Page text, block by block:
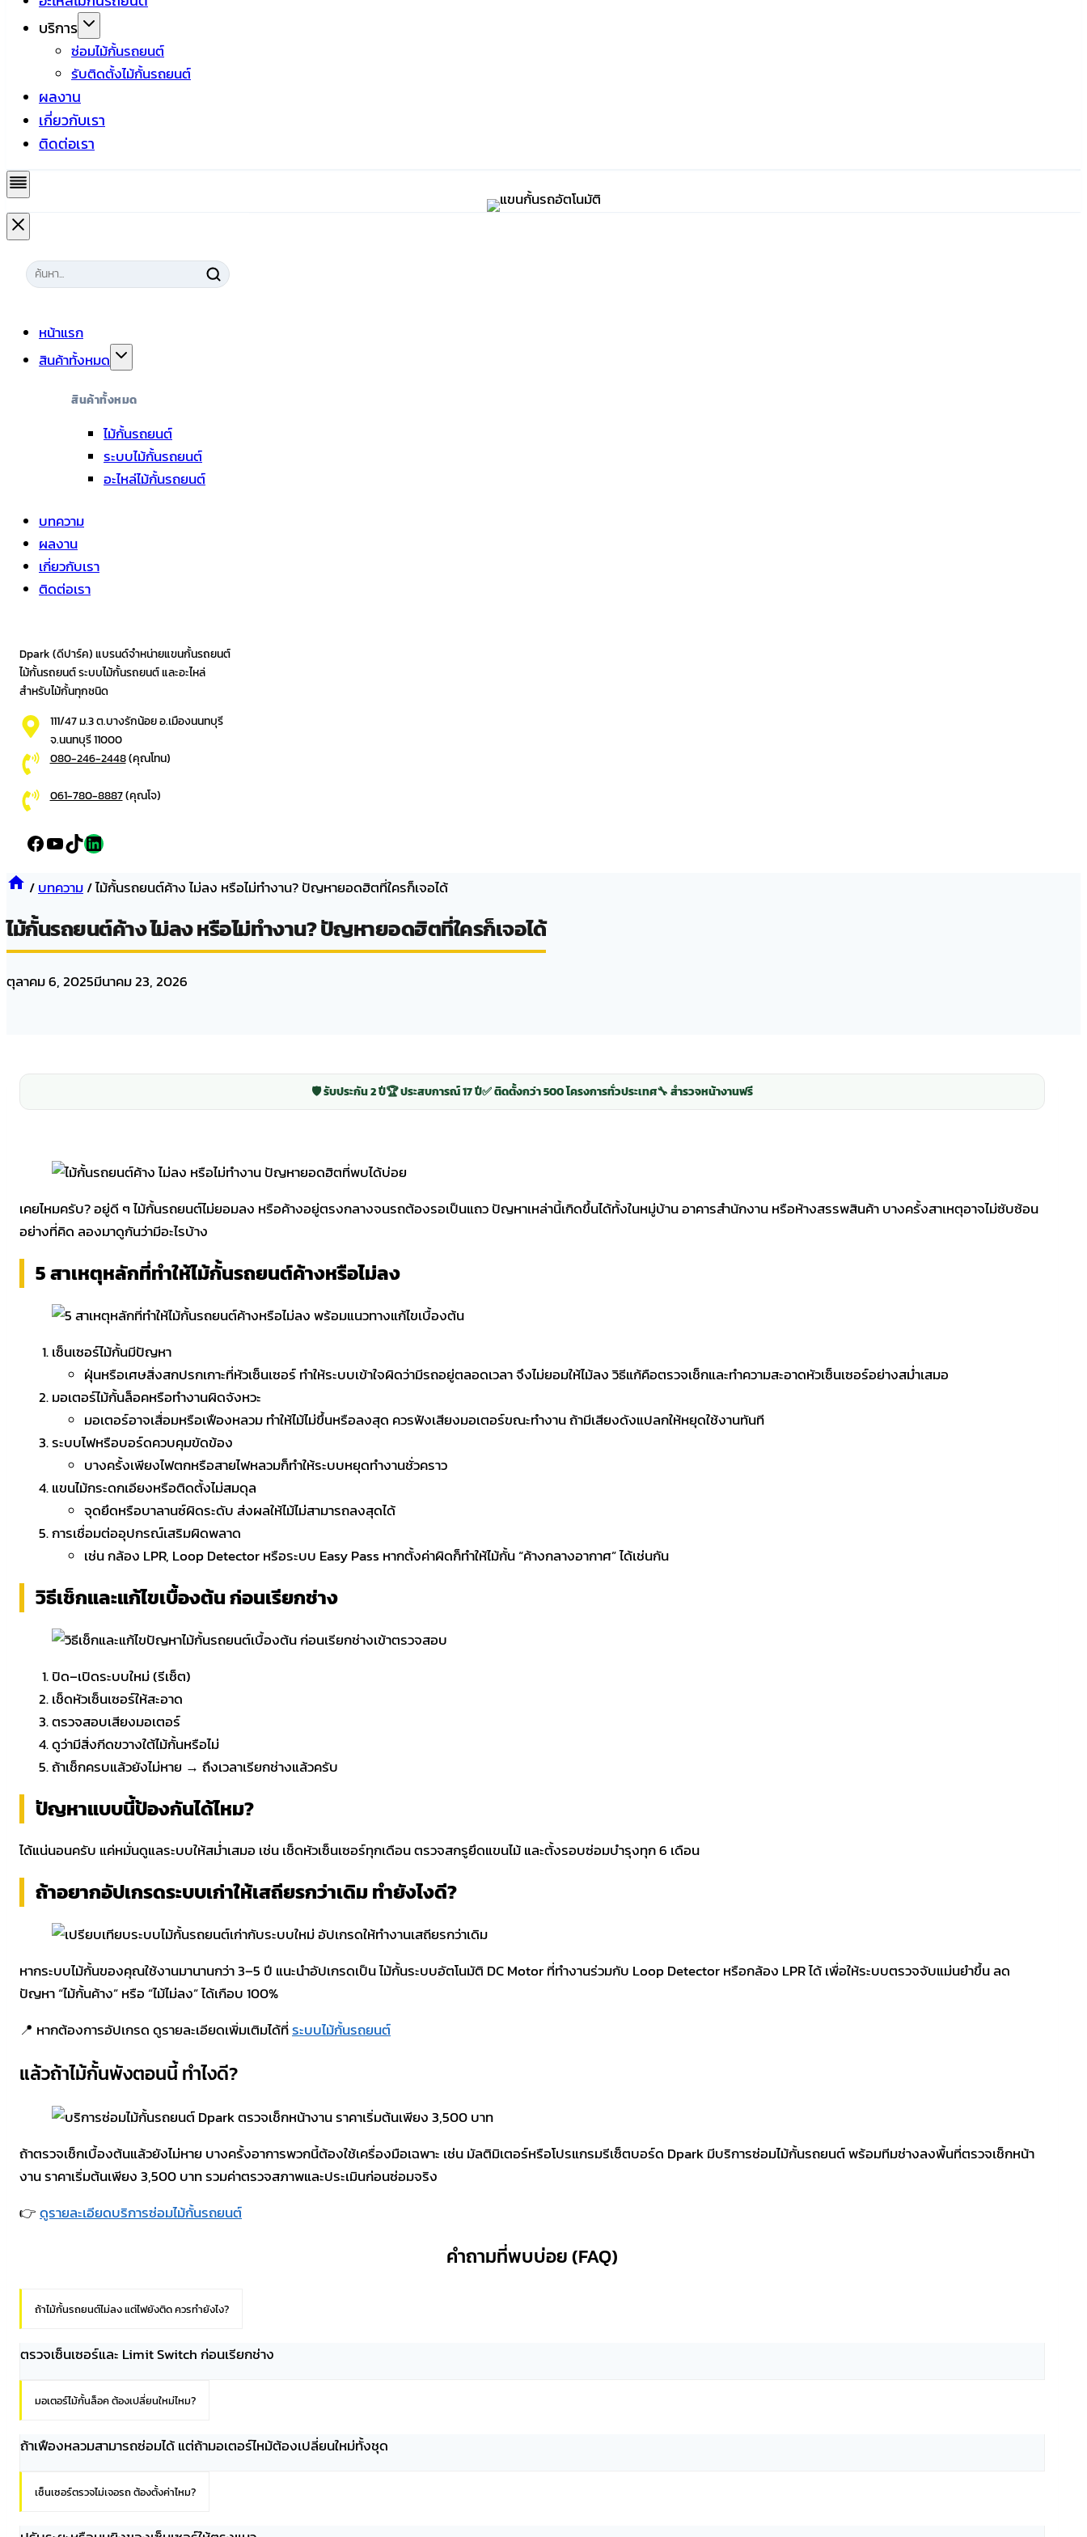
บริการ
ซ่อมไม้กั้นรถยนต์
รับติดตั้งไม้กั้นรถยนต์
ผลงาน
เกี่ยวกับเรา
ติดต่อเรา
หน้าแรก
สินค้าทั้งหมด
สินค้าทั้งหมด
ไม้กั้นรถยนต์
ระบบไม้กั้นรถยนต์
อะไหล่ไม้กั้นรถยนต์
บทความ
ผลงาน
เกี่ยวกับเรา
ติดต่อเรา
Dpark (ดีปาร์ค) แบรนด์จำหน่ายแขนกั้นรถยนต์
ไม้กั้นรถยนต์ ระบบไม้กั้นรถยนต์ และอะไหล่
สำหรับไม้กั้นทุกชนิด
111/47 ม.3 ต.บางรักน้อย อ.เมืองนนทบุรี
จ.นนทบุรี 11000
080-246-2448(คุณโทน)
061-780-8887(คุณโจ)
Facebook
YouTube
TikTok
LinkedIn
/บทความ/ไม้กั้นรถยนต์ค้าง ไม่ลง หรือไม่ทำงาน? ปัญหายอดฮิตที่ใครก็เจอได้
ไม้กั้นรถยนต์ค้าง ไม่ลง หรือไม่ทำงาน? ปัญหายอดฮิตที่ใครก็เจอได้
ตุลาคม 6, 2025มีนาคม 23, 2026
🛡️ รับประกัน 2 ปี🏆 ประสบการณ์ 17 ปี✅ ติดตั้งกว่า 500 โครงการทั่วประเทศ🔧 สำรวจหน้างานฟรี
เคยไหมครับ? อยู่ดี ๆ ไม้กั้นรถยนต์ไม่ยอมลง หรือค้างอยู่ตรงกลางจนรถต้องรอเป็นแถว ปัญหาเหล่านี้เกิดขึ้นได้ทั้งในหมู่บ้าน อาคารสำนักงาน หรือห้างสรรพสินค้า บางครั้งสาเหตุอาจไม่ซับซ้อน
อย่างที่คิด ลองมาดูกันว่ามีอะไรบ้าง
5 สาเหตุหลักที่ทำให้ไม้กั้นรถยนต์ค้างหรือไม่ลง
เซ็นเซอร์ไม้กั้นมีปัญหา
ฝุ่นหรือเศษสิ่งสกปรกเกาะที่หัวเซ็นเซอร์ ทำให้ระบบเข้าใจผิดว่ามีรถอยู่ตลอดเวลา จึงไม่ยอมให้ไม้ลง วิธีแก้คือตรวจเช็กและทำความสะอาดหัวเซ็นเซอร์อย่างสม่ำเสมอ
มอเตอร์ไม้กั้นล็อคหรือทำงานผิดจังหวะ
มอเตอร์อาจเสื่อมหรือเฟืองหลวม ทำให้ไม้ไม่ขึ้นหรือลงสุด ควรฟังเสียงมอเตอร์ขณะทำงาน ถ้ามีเสียงดังแปลกให้หยุดใช้งานทันที
ระบบไฟหรือบอร์ดควบคุมขัดข้อง
บางครั้งเพียงไฟตกหรือสายไฟหลวมก็ทำให้ระบบหยุดทำงานชั่วคราว
แขนไม้กระดกเอียงหรือติดตั้งไม่สมดุล
จุดยึดหรือบาลานซ์ผิดระดับ ส่งผลให้ไม้ไม่สามารถลงสุดได้
การเชื่อมต่ออุปกรณ์เสริมผิดพลาด
เช่น กล้อง LPR, Loop Detector หรือระบบ Easy Pass หากตั้งค่าผิดก็ทำให้ไม้กั้น “ค้างกลางอากาศ” ได้เช่นกัน
วิธีเช็กและแก้ไขเบื้องต้น ก่อนเรียกช่าง
ปิด–เปิดระบบใหม่ (รีเซ็ต)
เช็ดหัวเซ็นเซอร์ให้สะอาด
ตรวจสอบเสียงมอเตอร์
ดูว่ามีสิ่งกีดขวางใต้ไม้กั้นหรือไม่
ถ้าเช็กครบแล้วยังไม่หาย → ถึงเวลาเรียกช่างแล้วครับ
ปัญหาแบบนี้ป้องกันได้ไหม?
ได้แน่นอนครับ แค่หมั่นดูแลระบบให้สม่ำเสมอ เช่น เช็ดหัวเซ็นเซอร์ทุกเดือน ตรวจสกรูยึดแขนไม้ และตั้งรอบซ่อมบำรุงทุก 6 เดือน
ถ้าอยากอัปเกรดระบบเก่าให้เสถียรกว่าเดิม ทำยังไงดี?
หากระบบไม้กั้นของคุณใช้งานมานานกว่า 3–5 ปี แนะนำอัปเกรดเป็น ไม้กั้นระบบอัตโนมัติ DC Motor ที่ทำงานร่วมกับ Loop Detector หรือกล้อง LPR ได้ เพื่อให้ระบบตรวจจับแม่นยำขึ้น ลด
ปัญหา “ไม้กั้นค้าง” หรือ “ไม้ไม่ลง” ได้เกือบ 100%
📍 หากต้องการอัปเกรด ดูรายละเอียดเพิ่มเติมได้ที่ระบบไม้กั้นรถยนต์
แล้วถ้าไม้กั้นพังตอนนี้ ทำไงดี?
ถ้าตรวจเช็กเบื้องต้นแล้วยังไม่หาย บางครั้งอาการพวกนี้ต้องใช้เครื่องมือเฉพาะ เช่น มัลติมิเตอร์หรือโปรแกรมรีเซ็ตบอร์ด Dpark มีบริการซ่อมไม้กั้นรถยนต์ พร้อมทีมช่างลงพื้นที่ตรวจเช็กหน้า
งาน ราคาเริ่มต้นเพียง 3,500 บาท รวมค่าตรวจสภาพและประเมินก่อนซ่อมจริง
👉ดูรายละเอียดบริการซ่อมไม้กั้นรถยนต์
คำถามที่พบบ่อย (FAQ)
ถ้าไม้กั้นรถยนต์ไม่ลง แต่ไฟยังติด ควรทำยังไง?
ตรวจเซ็นเซอร์และ Limit Switch ก่อนเรียกช่าง
มอเตอร์ไม้กั้นล็อค ต้องเปลี่ยนใหม่ไหม?
ถ้าเฟืองหลวมสามารถซ่อมได้ แต่ถ้ามอเตอร์ไหม้ต้องเปลี่ยนใหม่ทั้งชุด
เซ็นเซอร์ตรวจไม่เจอรถ ต้องตั้งค่าไหม?